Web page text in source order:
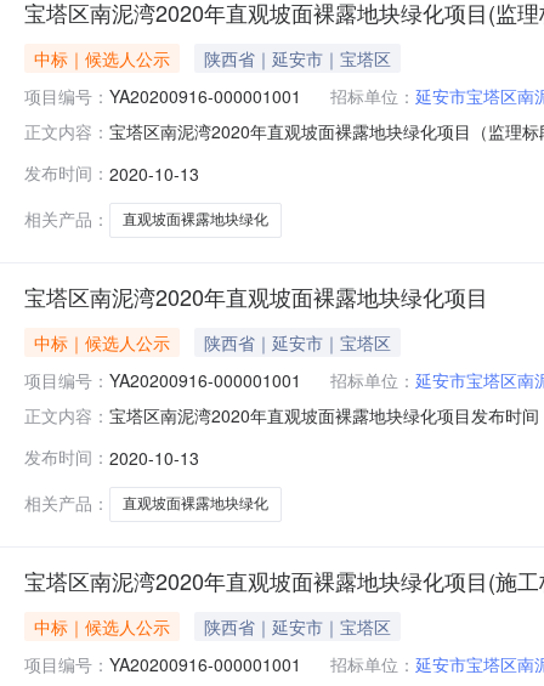
宝塔区南泥湾2020年直观坡面裸露地块绿化项目(监
中标｜候选人公示
陕西省｜延安市｜宝塔区
项目编号： YA20200916-000001001 招标单位： 延安市宝塔区南
正文内容： 宝塔区南泥湾2020年直观坡面裸露地块绿化项目（监理
林场招标代理机构名称延安华蓁项目管理有限公司联系
发布时间： 2020-10-13
相关产品：
直观坡面裸露地块绿化
宝塔区南泥湾2020年直观坡面裸露地块绿化项目
中标｜候选人公示
陕西省｜延安市｜宝塔区
项目编号： YA20200916-000001001 招标单位： 延安市宝塔区南
正文内容： 宝塔区南泥湾2020年直观坡面裸露地块绿化项目发布时
称延安华蓁项目管理有限公司联系人姓名张燕联系电话
发布时间： 2020-10-13
相关产品：
直观坡面裸露地块绿化
宝塔区南泥湾2020年直观坡面裸露地块绿化项目(施
中标｜候选人公示
陕西省｜延安市｜宝塔区
项目编号： YA20200916-000001001 招标单位： 延安市宝塔区南